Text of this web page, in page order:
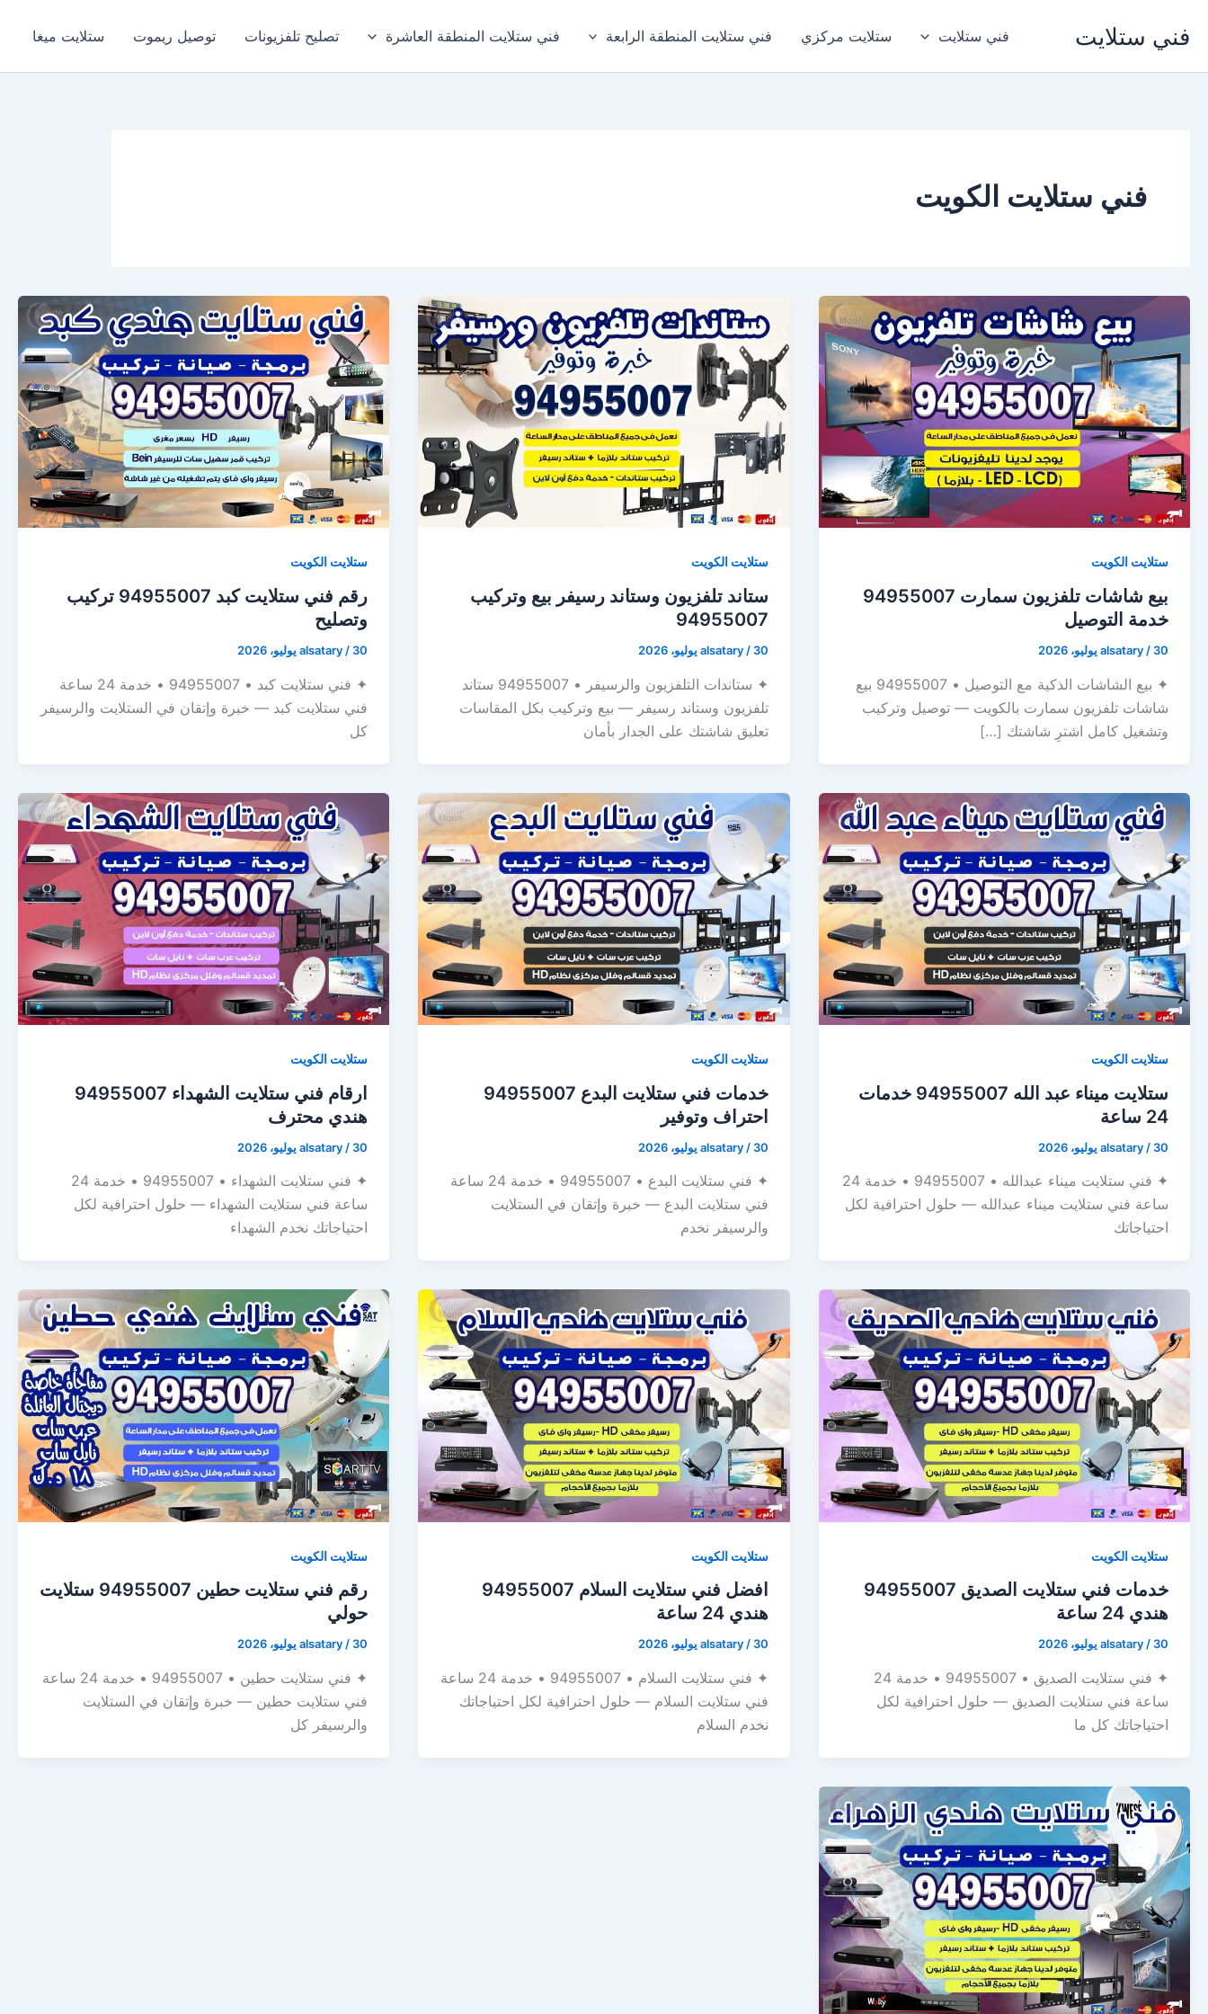
فني ستلايت فني ستلايت ستلايت مركزي فني ستلايت المنطقة الرابعة فني ستلايت المنطقة العاشرة تصليح تلفزيونات توصيل ريموت ستلايت ميغا
فني ستلايت الكويت
ستلايت الكويت
بيع شاشات تلفزيون سمارت 94955007
خدمة التوصيل
alsatary / 30 يوليو، 2026
✦ بيع الشاشات الذكية مع التوصيل • 94955007 بيع
شاشات تلفزيون سمارت بالكويت — توصيل وتركيب
وتشغيل كامل اشترِ شاشتك […]
ستلايت الكويت
ستاند تلفزيون وستاند رسيفر بيع وتركيب
94955007
alsatary / 30 يوليو، 2026
✦ ستاندات التلفزيون والرسيفر • 94955007 ستاند
تلفزيون وستاند رسيفر — بيع وتركيب بكل المقاسات
تعليق شاشتك على الجدار بأمان
ستلايت الكويت
رقم فني ستلايت كبد 94955007 تركيب
وتصليح
alsatary / 30 يوليو، 2026
✦ فني ستلايت كبد • 94955007 • خدمة 24 ساعة
فني ستلايت كبد — خبرة وإتقان في الستلايت والرسيفر
كل
ستلايت الكويت
ستلايت ميناء عبد الله 94955007 خدمات
24 ساعة
alsatary / 30 يوليو، 2026
✦ فني ستلايت ميناء عبدالله • 94955007 • خدمة 24
ساعة فني ستلايت ميناء عبدالله — حلول احترافية لكل
احتياجاتك
ستلايت الكويت
خدمات فني ستلايت البدع 94955007
احتراف وتوفير
alsatary / 30 يوليو، 2026
✦ فني ستلايت البدع • 94955007 • خدمة 24 ساعة
فني ستلايت البدع — خبرة وإتقان في الستلايت
والرسيفر نخدم
ستلايت الكويت
ارقام فني ستلايت الشهداء 94955007
هندي محترف
alsatary / 30 يوليو، 2026
✦ فني ستلايت الشهداء • 94955007 • خدمة 24
ساعة فني ستلايت الشهداء — حلول احترافية لكل
احتياجاتك نخدم الشهداء
ستلايت الكويت
خدمات فني ستلايت الصديق 94955007
هندي 24 ساعة
alsatary/ 30 يوليو، 2026
✦ فني ستلايت الصديق • 94955007 • خدمة 24
ساعة فني ستلايت الصديق — حلول احترافية لكل
احتياجاتك كل ما
ستلايت الكويت
افضل فني ستلايت السلام 94955007
هندي 24 ساعة
alsatary/ 30 يوليو، 2026
✦ فني ستلايت السلام • 94955007 • خدمة 24 ساعة
فني ستلايت السلام — حلول احترافية لكل احتياجاتك
نخدم السلام
ستلايت الكويت
رقم فني ستلايت حطين 94955007 ستلايت
حولي
alsatary/ 30 يوليو، 2026
✦ فني ستلايت حطين • 94955007 • خدمة 24 ساعة
فني ستلايت حطين — خبرة وإتقان في الستلايت
والرسيفر كل